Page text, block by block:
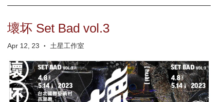
壞坏 Set Bad vol.3
Apr 12, 23 • 土星工作室